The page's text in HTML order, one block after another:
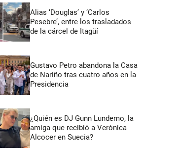
Alias ‘Douglas’ y ‘Carlos
Pesebre’, entre los trasladados
de la cárcel de Itagüí
Gustavo Petro abandona la Casa
de Nariño tras cuatro años en la
Presidencia
¿Quién es DJ Gunn Lundemo, la
amiga que recibió a Verónica
Alcocer en Suecia?